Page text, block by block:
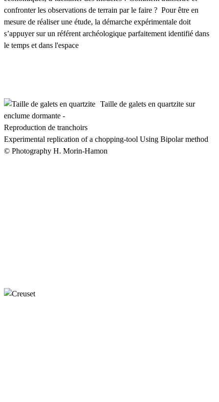
confronter les observations de terrain par le faire ? Pour être en
mesure de réaliser une étude, la démarche expérimentale doit
s’appuyer sur un référent archéologique parfaitement identifié dans
le temps et dans l'espace
Taille de galets en quartzite sur
enclume dormante -
Reproduction de tranchoirs
Experimental replication of a chopping-tool Using Bipolar method
© Photography H. Morin-Hamon